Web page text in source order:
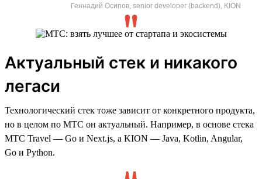
Геннадий Осипов, senior developer (backend), KION
Актуальный стек и никакого
легаси
Технологический стек тоже зависит от конкретного продукта,
но в целом по МТС он актуальный. Например, в основе стека
МТС Travel — Go и Next.js, а KION — Java, Kotlin, Angular,
Go и Python.